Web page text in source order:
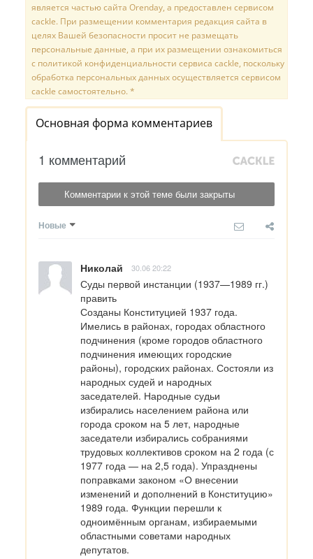
является частью сайта Orenday, а предоставлен сервисом
cackle. При размещении комментария редакция сайта в
целях Вашей безопасности просит не размещать
персональные данные, а при их размещении ознакомиться
с политикой конфиденциальности сервиса cackle, поскольку
обработка персональных данных осуществляется сервисом
cackle самостоятельно. *
Основная форма комментариев
1 комментарий
Комментарии к этой теме были закрыты
Новые
Николай 30.06 20:22
Суды первой инстанции (1937—1989 гг.)
править
Созданы Конституцией 1937 года.
Имелись в районах, городах областного
подчинения (кроме городов областного
подчинения имеющих городские
районы), городских районах. Состояли из
народных судей и народных
заседателей. Народные судьи
избирались населением района или
города сроком на 5 лет, народные
заседатели избирались собраниями
трудовых коллективов сроком на 2 года (с
1977 года — на 2,5 года). Упразднены
поправками законом «О внесении
изменений и дополнений в Конституцию»
1989 года. Функции перешли к
одноимённым органам, избираемыми
областными советами народных
депутатов.